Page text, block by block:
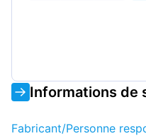
Informations de
Fabricant/Personne